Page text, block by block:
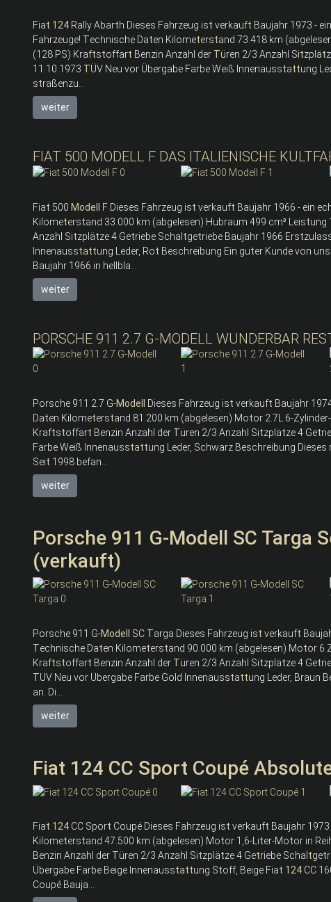
Fiat 124 Rally Abarth Dieses Fahrzeug ist verkauft Baujahr 1973 -
Fahrzeuge! Technische Daten Kilometerstand 73.418 km
(128 PS) Kraftstoffart Benzin Anzahl der Türen 2/3 Anzahl Sitzplät
11.10.1973 TÜV Neu vor Übergabe Farbe Weiß Innenausstattung
straßenzu...
weiter
FIAT 500 MODELL F DAS ITALIENISCHE
Fiat 500 Modell F Dieses Fahrzeug ist verkauft Baujahr 1966 - ein
Kilometerstand 33.000 km (abgelesen) Hubraum 499 cm³ Leistung
Anzahl Sitzplätze 4 Getriebe Schal tgetriebe Baujahr 1966 Erst
Innenausstattung Leder, Rot Beschreibung Ein guter Kunde von
Baujahr 1966 in hellbla...
weiter
PORSCHE 911 2.7 G-MODELL WUNDERBAR
Porsche 911 2.7 G-Modell Dieses Fahrzeug ist verkauft Baujahr
Daten Kilometerstand 81.200 km (abgelesen) Motor 2.7L 6-
Kraftstoffart Benzin Anzahl der Türen 2/3 Anzahl Sitzplätze 4 Get
Farbe Weiß Innenausstattung Leder, Schwarz Beschreibung Dieses
Seit 1998 befan...
weiter
Porsche 911 G-Modell SC Targa
(verkauft)
Porsche 911 G-Modell SC Targa Dieses Fahrzeug ist verkauft
Technische Daten Kilometerstand 90.000 km (abgelesen) Motor 6
Kraftstoffart Benzin Anzahl der Türen 2/3 Anzahl Sitzplätze 4 Get
TÜV Neu vor Übergabe Farbe Gold Innenausstattung Leder, Braun
an. Di...
weiter
Fiat 124 CC Sport Coupé
Fiat 124 CC Sport Coupé Dieses Fahrzeug ist verkauft Baujahr 1973
Kilometerstand 47.500 km (abgelesen) Motor 1,6-Liter-Motor in
Benzin Anzahl der Türen 2/3 Anzahl Sitzplätze 4 Getriebe Schal tget
Übergabe Farbe Beige Innenausstattung Stoff, Beige Fiat 124 CC
Coupé Bauja...